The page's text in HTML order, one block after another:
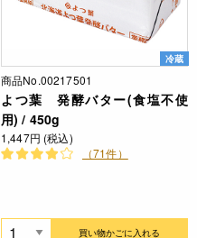
冷蔵
商品No.00217501
よつ葉 発酵バター(食塩不使
用) / 450g
1,447円 (税込)
（71件）
買い物かごに入れる